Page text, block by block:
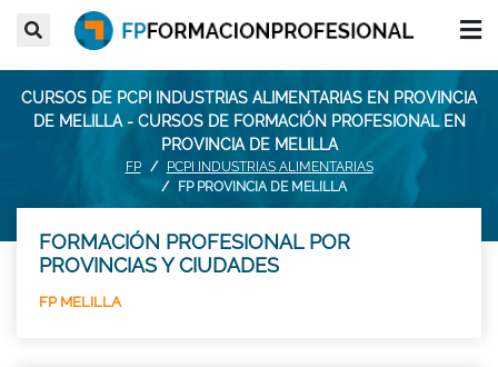
CURSOS DE PCPI INDUSTRIAS ALIMENTARIAS EN PROVINCIA
DE MELILLA - CURSOS DE FORMACIÓN PROFESIONAL EN
PROVINCIA DE MELILLA
FP
PCPI INDUSTRIAS ALIMENTARIAS
FP PROVINCIA DE MELILLA
FORMACIÓN PROFESIONAL POR
PROVINCIAS Y CIUDADES
FP MELILLA